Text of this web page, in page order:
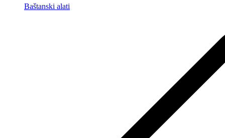
Baštanski alati